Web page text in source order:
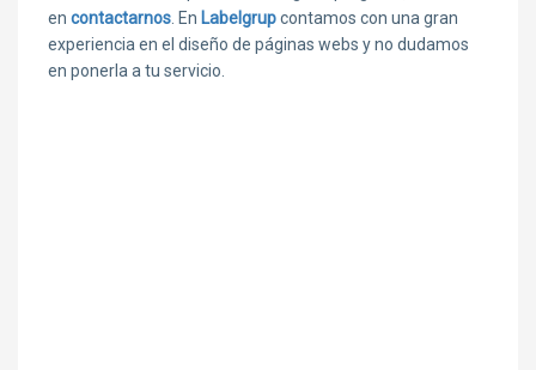
en contactarnos . En Labelgrupcontamos con una gran
experiencia en el diseño de páginas webs y no dudamos
en ponerla a tu servicio.